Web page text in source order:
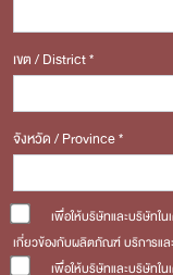
เขต / District *
จังหวัด / Province *
เพื่อให้บริษัทและบริษัทใ
เกี่ยวข้องกับผลิตภัณฑ์ บริการแล
เพื่อให้บริษัทและบริษัทใ